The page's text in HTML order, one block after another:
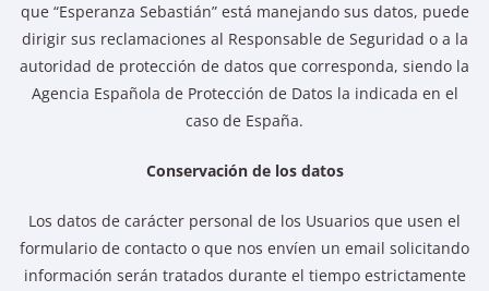
que “Esperanza Sebastián” está manejando sus datos, puede
dirigir sus reclamaciones al Responsable de Seguridad o a la
autoridad de protección de datos que corresponda, siendo la
Agencia Española de Protección de Datos la indicada en el
caso de España.
Conservación de los datos
Los datos de carácter personal de los Usuarios que usen el
formulario de contacto o que nos envíen un email solicitando
información serán tratados durante el tiempo estrictamente